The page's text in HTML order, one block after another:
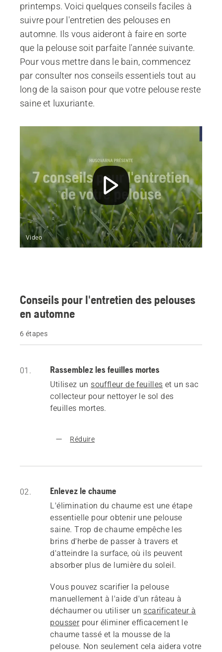
printemps. Voici quelques conseils faciles à
suivre pour l'entretien des pelouses en
automne. Ils vous aideront à faire en sorte
que la pelouse soit parfaite l'année suivante.
Pour vous mettre dans le bain, commencez
par consulter nos conseils essentiels tout au
long de la saison pour que votre pelouse reste
saine et luxuriante.
Video
Conseils pour l'entretien des pelouses
en automne
6 étapes
01. Rassemblez les feuilles mortes
Utilisez unsouffleur de feuilles et un sac
collecteur pour nettoyer le sol des
feuilles mortes.
Réduire
02. Enlevez le chaume
L'élimination du chaume est une étape
essentielle pour obtenir une pelouse
saine. Trop de chaume empêche les
brins d'herbe de passer à travers et
d'atteindre la surface, où ils peuvent
absorber plus de lumière du soleil.
Vous pouvez scarifier la pelouse
manuellement à l'aide d'un râteau à
déchaumer ou utiliser unscarificateur à
pousserpour éliminer efficacement le
chaume tassé et la mousse de la
pelouse. Non seulement cela aidera votre